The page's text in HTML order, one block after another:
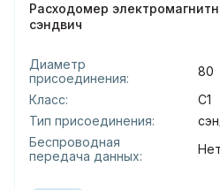
Расходомер
сэндвич
Диаметр
присоединения:
80
Класс:
С1
Тип присоединения:
Беспроводная
передача данных:
Нет